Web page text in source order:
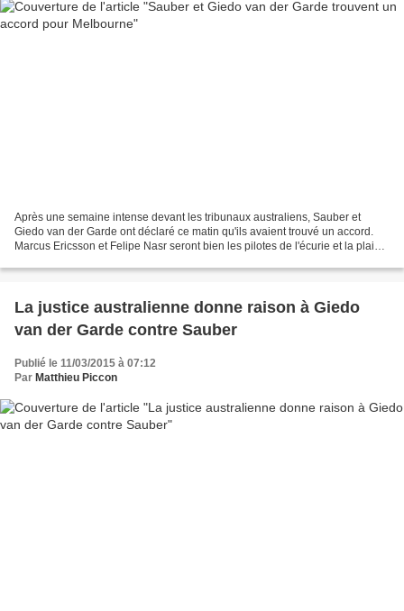
Après une semaine intense devant les tribunaux australiens, Sauber et
Giedo van der Garde ont déclaré ce matin qu'ils avaient trouvé un accord.
Marcus Ericsson et Felipe Nasr seront bien les pilotes de l'écurie et la plainte
La justice australienne donne raison à Giedo
van der Garde contre Sauber
Publié le 11/03/2015 à 07:12
Par Matthieu Piccon